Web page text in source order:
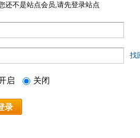
还不是站点会员,请先登录站点
找
启 关闭
录